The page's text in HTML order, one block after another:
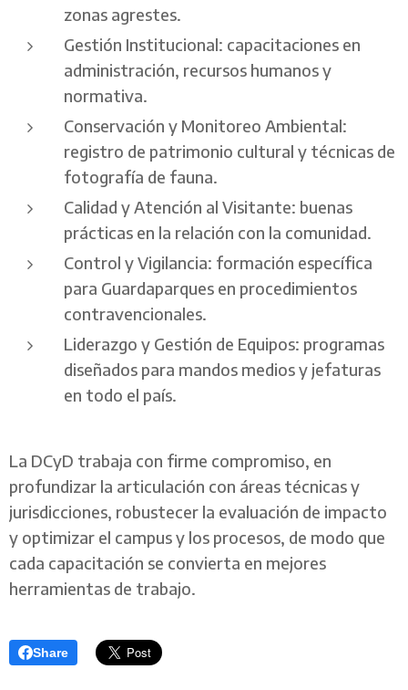
zonas agrestes.
Gestión Institucional: capacitaciones en
administración, recursos humanos y
normativa.
Conservación y Monitoreo Ambiental:
registro de patrimonio cultural y técnicas de
fotografía de fauna.
Calidad y Atención al Visitante: buenas
prácticas en la relación con la comunidad.
Control y Vigilancia: formación específica
para Guardaparques en procedimientos
contravencionales.
Liderazgo y Gestión de Equipos: programas
diseñados para mandos medios y jefaturas
en todo el país.
La DCyD trabaja con firme compromiso, en
profundizar la articulación con áreas técnicas y
jurisdicciones, robustecer la evaluación de impacto
y optimizar el campus y los procesos, de modo que
cada capacitación se convierta en mejores
herramientas de trabajo.
Share